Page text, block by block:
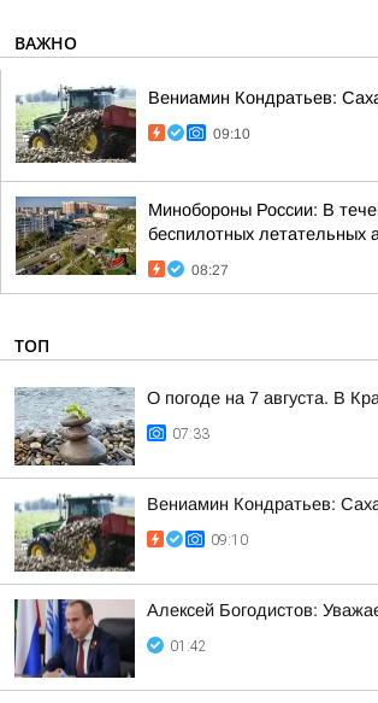
ВАЖНО
Вениамин Кондратьев:
09:10
Минобороны России: В
беспилотных летательных
08:27
ТОП
О погоде на 7 августа. В
07:33
Вениамин Кондратьев:
09:10
Алексей Богодистов:
01:42